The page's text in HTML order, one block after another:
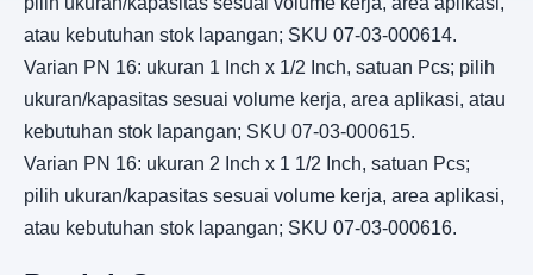
atau kebutuhan stok lapangan; SKU 07-03-000614.
Varian PN 16: ukuran 1 Inch x 1/2 Inch, satuan Pcs; pilih
ukuran/kapasitas sesuai volume kerja, area aplikasi, atau
kebutuhan stok lapangan; SKU 07-03-000615.
Varian PN 16: ukuran 2 Inch x 1 1/2 Inch, satuan Pcs;
pilih ukuran/kapasitas sesuai volume kerja, area aplikasi,
atau kebutuhan stok lapangan; SKU 07-03-000616.